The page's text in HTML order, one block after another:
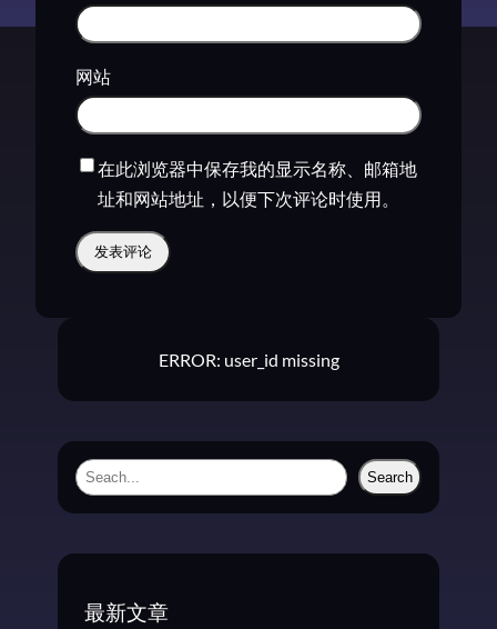
网站
在此浏览器中保存我的显示名称、邮箱地
址和网站地址，以便下次评论时使用。
ERROR: user_id missing
S
Search
最新文章